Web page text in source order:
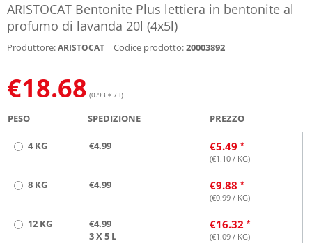
ARISTOCAT Bentonite Plus lettiera in bentonite al
profumo di lavanda 20l (4x5l)
Produttore:ARISTOCAT Codice prodotto:20003892
€18.68 (0.93 € / l)
PESO SPEDIZIONE PREZZO
4 KG €4.99 €5.49
(€1.10 / KG)
8 KG €4.99 €9.88
(€0.99 / KG)
12 KG
€4.99
3 X 5 L
€16.32
(€1.09 / KG)